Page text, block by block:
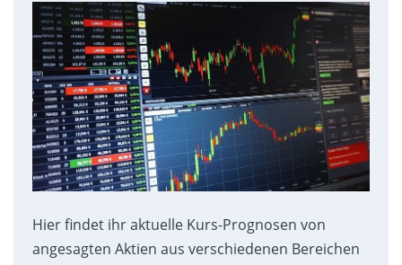
Hier findet ihr aktuelle Kurs-Prognosen von
angesagten Aktien aus verschiedenen Bereichen